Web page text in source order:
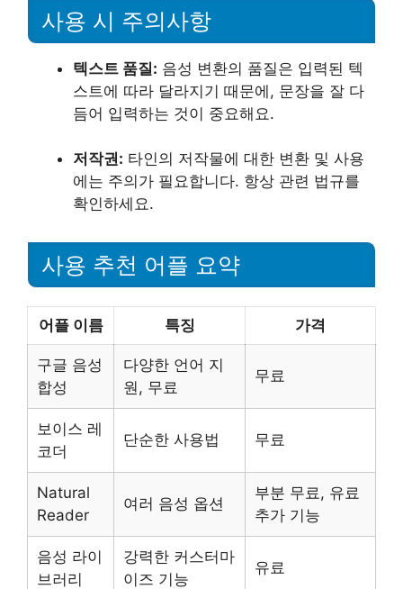
사용 시 주의사항
텍스트 품질: 음성 변환의 품질은 입력된 텍
스트에 따라 달라지기 때문에, 문장을 잘 다
듬어 입력하는 것이 중요해요.
저작권: 타인의 저작물에 대한 변환 및 사용
에는 주의가 필요합니다. 항상 관련 법규를
확인하세요.
사용 추천 어플 요약
어플 이름 특징 가격
구글 음성
합성
다양한 언어 지
원, 무료
무료
보이스 레
코더
단순한 사용법 무료
Natural
Reader
여러 음성 옵션
부분 무료, 유료
추가 기능
음성 라이
브러리
강력한 커스터마
이즈 기능
유료